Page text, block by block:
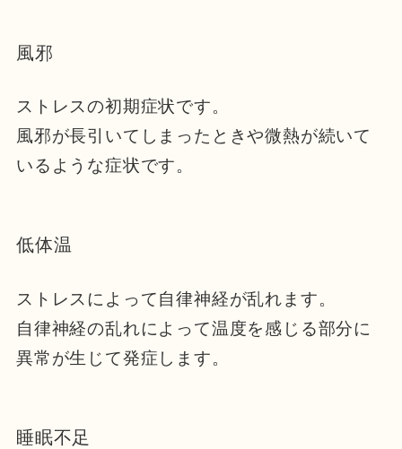
風邪
ストレスの初期症状です。
風邪が長引いてしまったときや微熱が続いて
いるような症状です。
低体温
ストレスによって自律神経が乱れます。
自律神経の乱れによって温度を感じる部分に
異常が生じて発症します。
睡眠不足